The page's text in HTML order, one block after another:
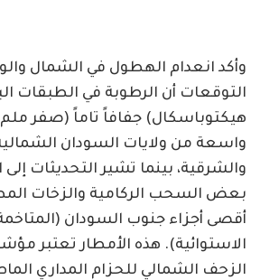
وأكد انعدام الهطول في الشمال
هيكتوباسكال) جفافاً تاماً (صفر
واسعة من ولايات السودان
والشرقية، بينما تشير التحديثات
بعض السحب الركامية والزخات
أقصى أجزاء جنوب السودان
الاستوائية). هذه الأمطار تعتبر
الزحف الشمالي للحزام المداري